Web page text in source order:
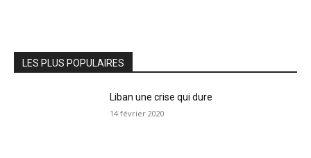
LES PLUS POPULAIRES
Liban une crise qui dure
14 février 2020